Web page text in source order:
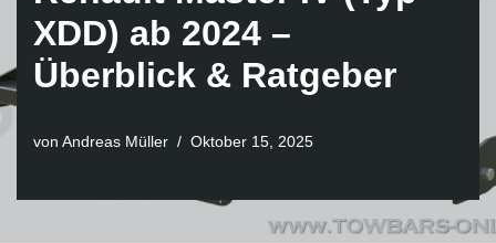
XDD) ab 2024 –
Überblick & Ratgeber
von Andreas Müller Oktober 15, 2025